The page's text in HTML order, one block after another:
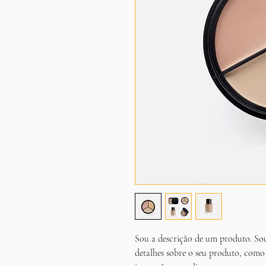
Sou a descrição de um produto.
detalhes sobre o seu produto,